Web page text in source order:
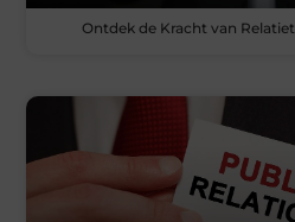
Ontdek de Kracht van